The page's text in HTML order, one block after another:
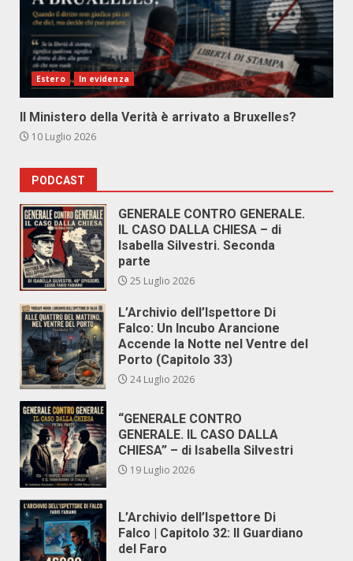
Estero In evidenza
Il Ministero della Verità è arrivato a Bruxelles?
10 Luglio 2026
PODCAST
GENERALE CONTRO GENERALE.
IL CASO DALLA CHIESA – di
Isabella Silvestri. Seconda
parte
25 Luglio 2026
L’Archivio dell’Ispettore Di
Falco: Un Incubo Arancione
Accende la Notte nel Ventre del
Porto (Capitolo 33)
24 Luglio 2026
“GENERALE CONTRO
GENERALE. IL CASO DALLA
CHIESA” – di Isabella Silvestri
19 Luglio 2026
L’Archivio dell’Ispettore Di
Falco | Capitolo 32: Il Guardiano
del Faro